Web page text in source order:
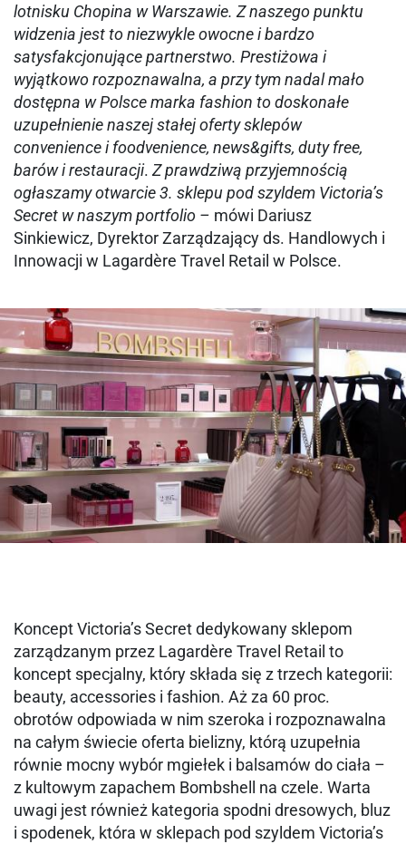
lotnisku Chopina w Warszawie. Z naszego punktu
widzenia jest to niezwykle owocne i bardzo
satysfakcjonujące partnerstwo. Prestiżowa i
wyjątkowo rozpoznawalna, a przy tym nadal mało
dostępna w Polsce marka fashion to doskonałe
uzupełnienie naszej stałej oferty sklepów
convenience i foodvenience, news&gifts, duty free,
barów i restauracji. Z prawdziwą przyjemnością
ogłaszamy otwarcie 3. sklepu pod szyldem Victoria’s
Secret w naszym portfolio – mówi Dariusz
Sinkiewicz, Dyrektor Zarządzający ds. Handlowych i
Innowacji w Lagardère Travel Retail w Polsce.
Koncept Victoria’s Secret dedykowany sklepom
zarządzanym przez Lagardère Travel Retail to
koncept specjalny, który składa się z trzech kategorii:
beauty, accessories i fashion. Aż za 60 proc.
obrotów odpowiada w nim szeroka i rozpoznawalna
na całym świecie oferta bielizny, którą uzupełnia
równie mocny wybór mgiełek i balsamów do ciała –
z kultowym zapachem Bombshell na czele. Warta
uwagi jest również kategoria spodni dresowych, bluz
i spodenek, która w sklepach pod szyldem Victoria’s